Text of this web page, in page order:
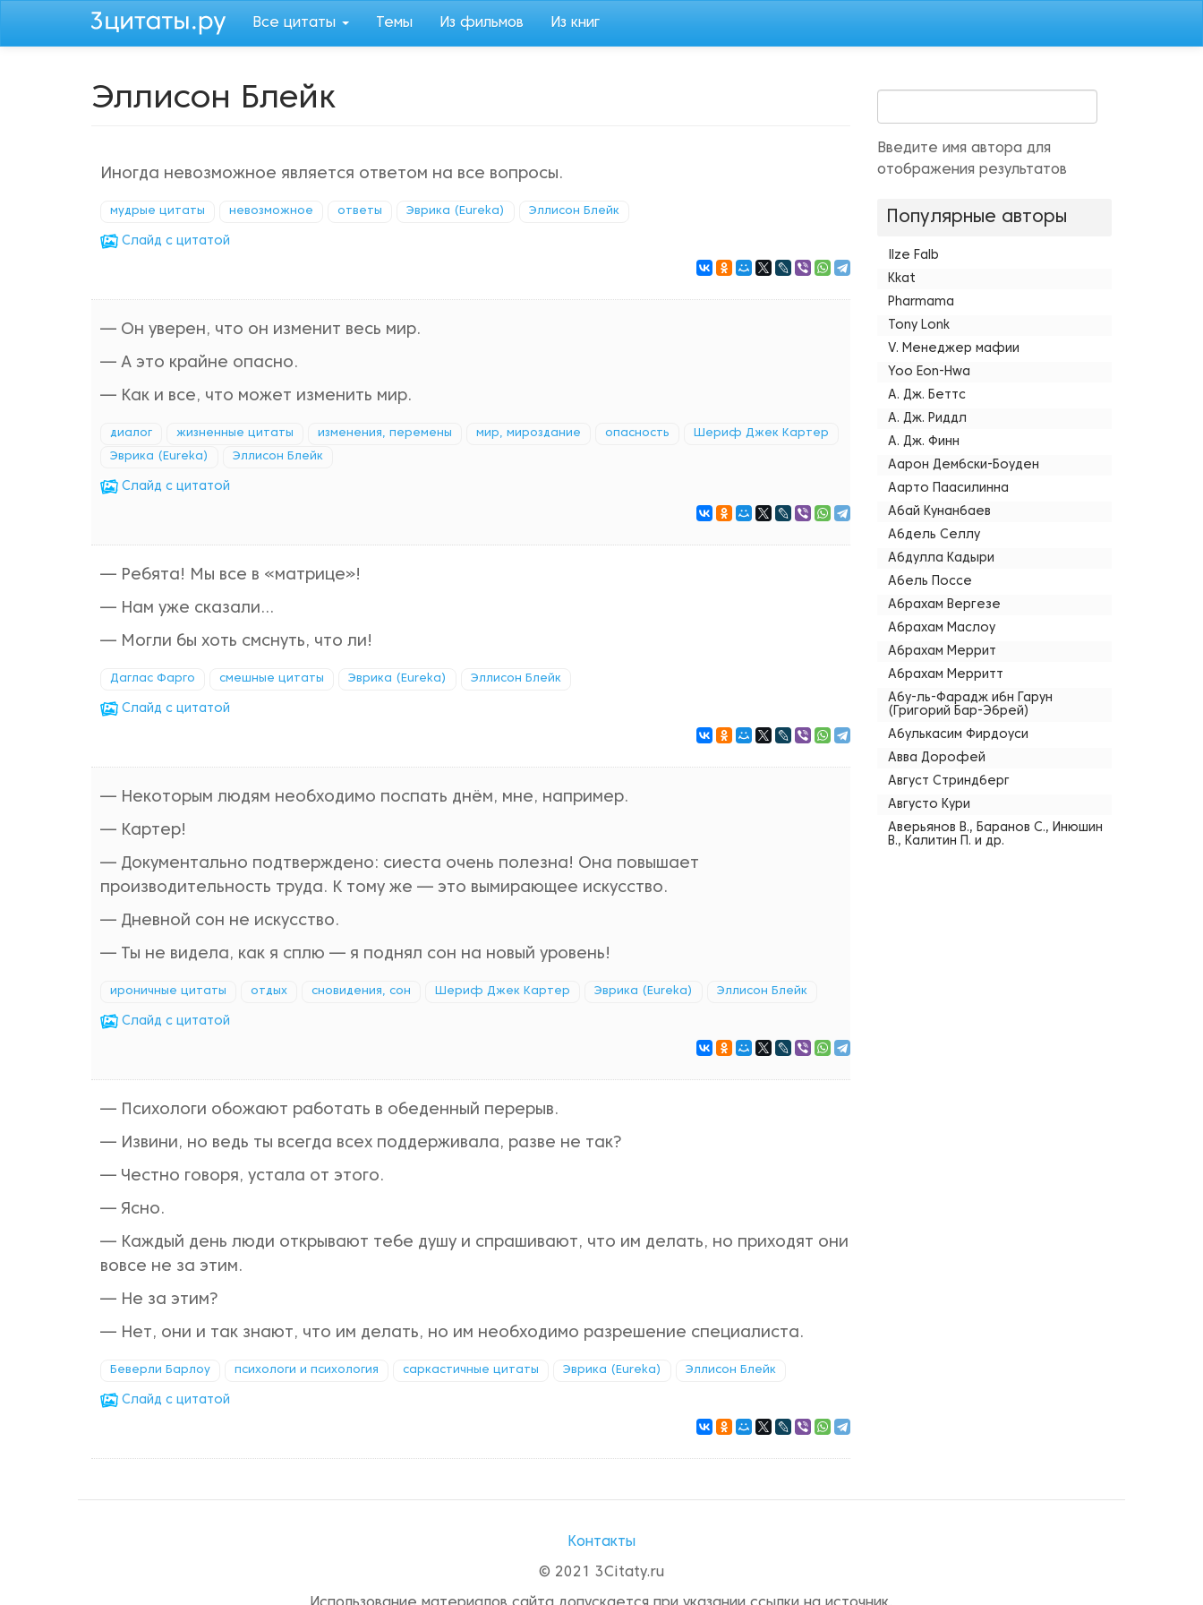
Все цитаты Темы Из фильмов Из книг
Эллисон Блейк
Иногда невозможное является ответом на все вопросы.
мудрые цитаты невозможное ответы Эврика (Eureka) Эллисон Блейк
Cлайд с цитатой
— Он уверен, что он изменит весь мир.
— А это крайне опасно.
— Как и все, что может изменить мир.
диалог жизненные цитаты изменения, перемены мир, мироздание опасность Шериф Джек Картер
Эврика (Eureka) Эллисон Блейк
Cлайд с цитатой
— Ребята! Мы все в «матрице»!
— Нам уже сказали...
— Могли бы хоть смснуть, что ли!
Даглас Фарго смешные цитаты Эврика (Eureka) Эллисон Блейк
Cлайд с цитатой
— Некоторым людям необходимо поспать днём, мне, например.
— Картер!
— Документально подтверждено: сиеста очень полезна! Она повышает
производительность труда. К тому же — это вымирающее искусство.
— Дневной сон не искусство.
— Ты не видела, как я сплю — я поднял сон на новый уровень!
ироничные цитаты отдых сновидения, сон Шериф Джек Картер Эврика (Eureka) Эллисон Блейк
Cлайд с цитатой
— Психологи обожают работать в обеденный перерыв.
— Извини, но ведь ты всегда всех поддерживала, разве не так?
— Честно говоря, устала от этого.
— Ясно.
— Каждый день люди открывают тебе душу и спрашивают, что им делать, но приходят они
вовсе не за этим.
— Не за этим?
— Нет, они и так знают, что им делать, но им необходимо разрешение специалиста.
Беверли Барлоу психологи и психология саркастичные цитаты Эврика (Eureka) Эллисон Блейк
Cлайд с цитатой
Введите имя автора для
отображения результатов
Популярные авторы
Ilze Falb
Kkat
Pharmama
Tony Lonk
V. Менеджер мафии
Yoo Eon-Hwa
А. Дж. Беттс
А. Дж. Риддл
А. Дж. Финн
Аарон Дембски-Боуден
Аарто Паасилинна
Абай Кунанбаев
Абдель Селлу
Абдулла Кадыри
Абель Поссе
Абрахам Вергезе
Абрахам Маслоу
Абрахам Меррит
Абрахам Мерритт
Абу-ль-Фарадж ибн Гарун
(Григорий Бар-Эбрей)
Абулькасим Фирдоуси
Авва Дорофей
Август Стриндберг
Августо Кури
Аверьянов В., Баранов С., Инюшин
В., Калитин П. и др.
Контакты
© 2021 3Citaty.ru